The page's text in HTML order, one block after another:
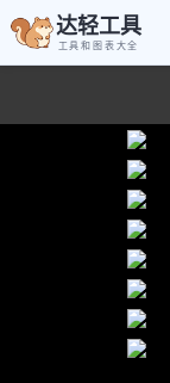
达轻工具
工具和图表大全